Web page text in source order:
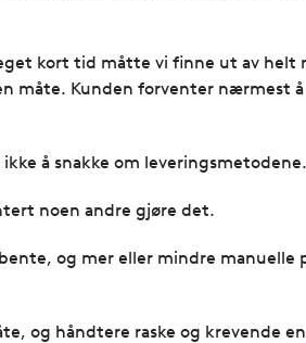
kort tid måtte vi finne ut av helt
måte. Kunden forventer nærmest
å snakke om leveringsmetodene.
noen andre gjøre det.
og mer eller mindre manuelle
og håndtere raske og krevende